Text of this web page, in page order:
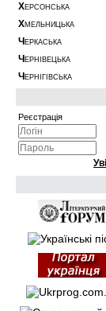
ХЕРСОНСЬКА
ХМЕЛЬНИЦЬКА
Ч ЕРКАСЬКА
Ч ЕРНІВЕЦЬКА
Ч ЕРНІГІВСЬКА
Реєстрація